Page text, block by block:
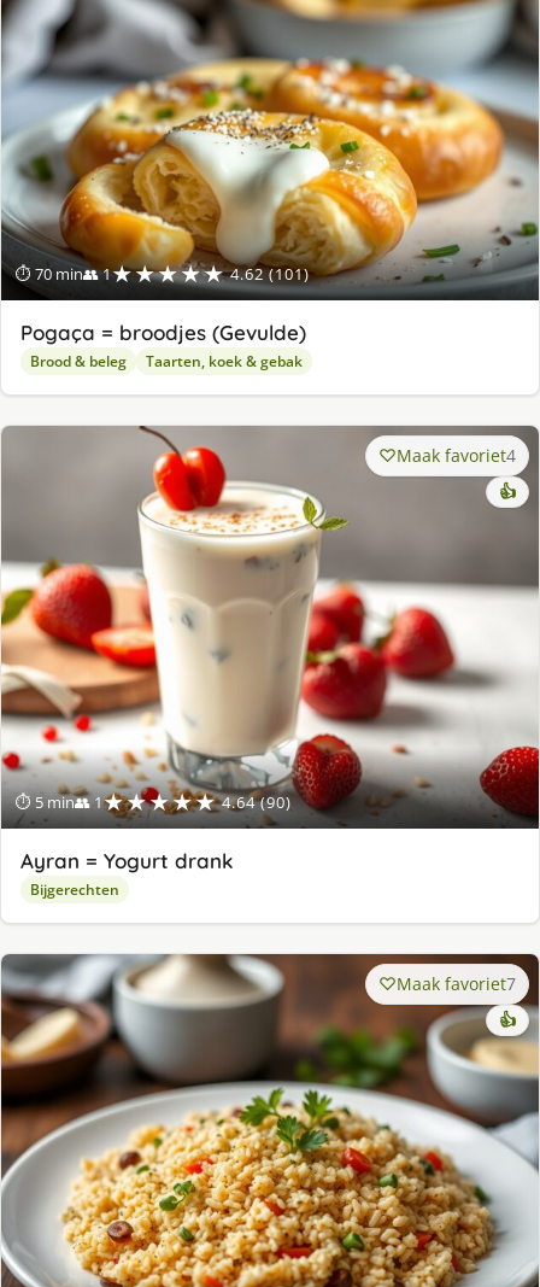
⏱ 70 min👥 1★★★★★ 4.62 (101)
Pogaça = broodjes (Gevulde)
Brood & beleg Taarten, koek & gebak
⏱ 5 min👥 1★★★★★ 4.64 (90)
Maak favoriet4
👍
Ayran = Yogurt drank
Bijgerechten
Maak favoriet7
👍